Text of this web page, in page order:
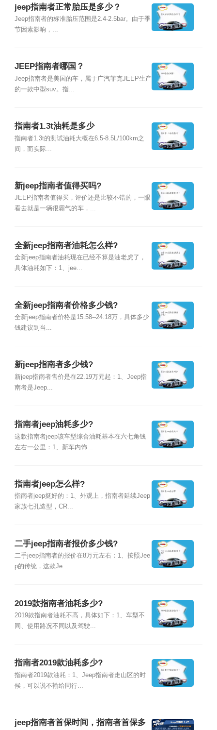
jeep指南者正常胎压是多少？
Jeep指南者的标准胎压范围是2.4-2.5bar。由于季
节因素影响，...
JEEP指南者哪国？
Jeep指南者是美国的车，属于广汽菲克JEEP生产
的一款中型suv。指...
指南者1.3t油耗是多少
指南者1.3t的测试油耗大概在6.5-8.5L/100km之
间，而实际...
新jeep指南者值得买吗?
JEEP指南者值得买，评价还是比较不错的，一眼
看去就是一辆很霸气的车，...
全新jeep指南者油耗怎么样?
全新jeep指南者油耗现在已经不算是油老虎了，
具体油耗如下：1、jee...
全新jeep指南者价格多少钱?
全新jeep指南者价格是15.58--24.18万，具体多少
钱建议到当...
新jeep指南者多少钱?
新jeep指南者售价是在22.19万元起：1、Jeep指
南者是Jeep...
指南者jeep油耗多少?
这款指南者jeep该车型综合油耗基本在六七角钱
左右一公里：1、新车内饰...
指南者jeep怎么样?
指南者jeep挺好的：1、外观上，指南者延续Jeep
家族七孔造型，CR...
二手jeep指南者报价多少钱?
二手jeep指南者的报价在8万元左右：1、按照Jee
p的传统，这款Je...
2019款指南者油耗多少?
2019款指南者油耗不高，具体如下：1、车型不
同、使用路况不同以及驾驶...
指南者2019款油耗多少?
指南者2019款油耗：1、Jeep指南者走山区的时
候，可以说不输给同行...
jeep指南者首保时间，指南者首保多